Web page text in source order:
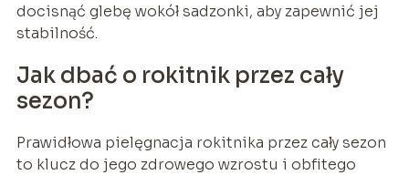
docisnąć glebę wokół sadzonki, aby zapewnić jej
stabilność.
Jak dbać o rokitnik przez cały
sezon?
Prawidłowa pielęgnacja rokitnika przez cały sezon
to klucz do jego zdrowego wzrostu i obfitego